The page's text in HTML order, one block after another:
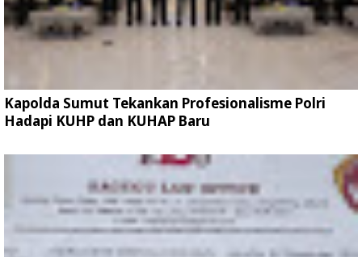
Kapolda Sumut Tekankan Profesionalisme Polri
Hadapi KUHP dan KUHAP Baru